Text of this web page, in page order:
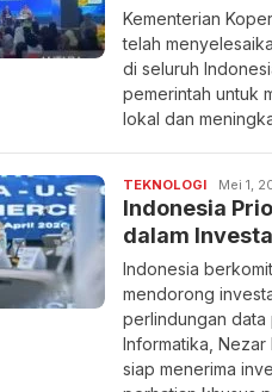
Kementerian
telah
di seluruh
pemerintah untuk
lokal dan
TEKNOLOGI Mei 1,
Indonesia
dalam
Indonesia
mendorong
perlindungan data
Informatika, Nezar
siap menerima